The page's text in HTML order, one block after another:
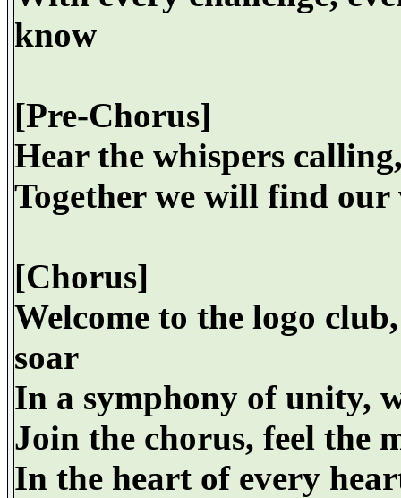
know
[Pre-Chorus]
Hear the whispers
Together we will find
[Chorus]
Welcome to the logo
soar
In a symphony of unity,
Join the chorus, feel the
In the heart of every